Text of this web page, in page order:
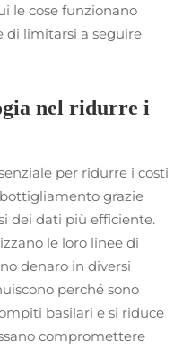
le cose funzionano
di limitarsi a seguire
nel ridurre i
per ridurre i costi
grazie
dei dati più efficiente.
le loro linee di
denaro in diversi
perché sono
basilari e si riduce
compromettere